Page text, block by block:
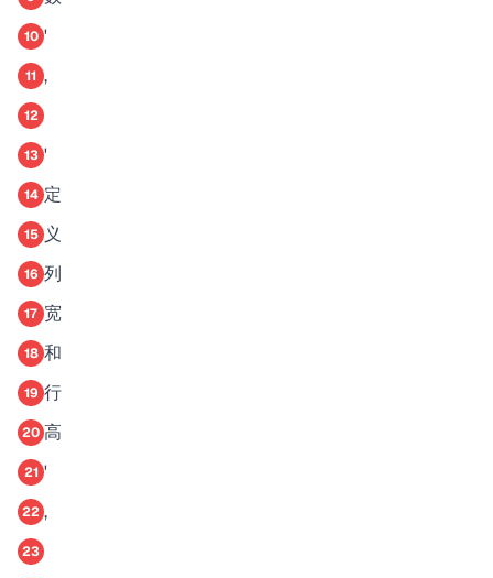
10 '
11 ,
12
13 '
14 定
15 义
16 列
17 宽
18 和
19 行
20 高
21 '
22 ,
23